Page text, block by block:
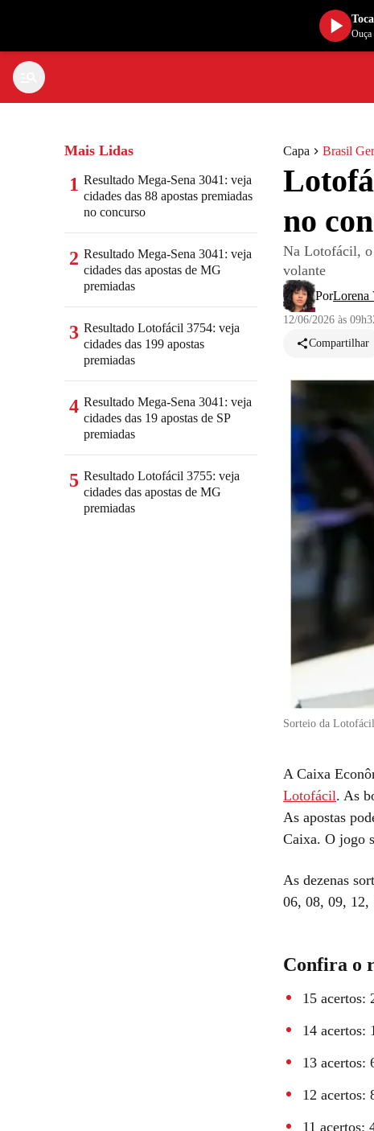
Capa Brasil
no
Na Lotofácil, o
volante
PorLorena
12/06/2026 às
Compartilhar
Sorteio da Lotofácil
A Caixa
Lotofácil. As
As apostas
Caixa. O jogo
As dezenas
06, 08, 09, 12,
Confira o
15 acertos:
14 acertos:
13 acertos:
12 acertos:
11 acertos:
Mais Lidas
1 Resultado Mega-Sena 3041: veja
cidades das 88 apostas premiadas
no concurso
2 Resultado Mega-Sena 3041: veja
cidades das apostas de MG
premiadas
3 Resultado Lotofácil 3754: veja
cidades das 199 apostas
premiadas
4 Resultado Mega-Sena 3041: veja
cidades das 19 apostas de SP
premiadas
5 Resultado Lotofácil 3755: veja
cidades das apostas de MG
premiadas
Ouça